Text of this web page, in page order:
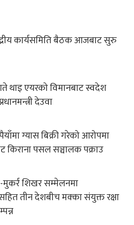
कार्यसमिति बैठक आजबाट सुरु
थाइ एयरको विमानबाट स्वदेश
देउवा
ग्यास बिक्री गरेको आरोपमा
किराना पसल सञ्चालक पक्राउ
शिखर सम्मेलनमा
तीन देशबीच मक्का संयुक्त रक्षा